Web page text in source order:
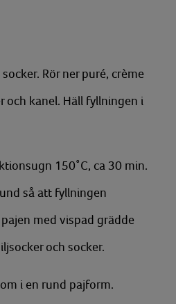
Rör ner puré, crème
och kanel. Häll fyllningen i
150˚C, ca 30 min.
så att fyllningen
pajen med vispad grädde
och socker.
i en rund pajform.